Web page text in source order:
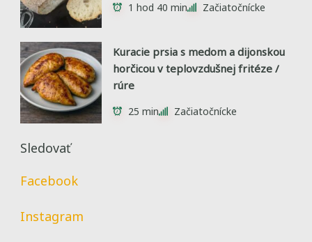
1 hod 40 min Začiatočnícke
Kuracie prsia s medom a dijonskou
horčicou v teplovzdušnej fritéze /
rúre
25 min Začiatočnícke
Sledovať
Facebook
Instagram